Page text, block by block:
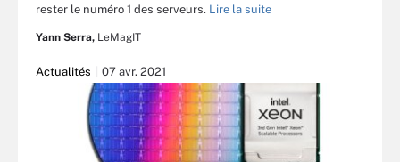
rester le numéro 1 des serveurs. Lire la suite
Yann Serra, LeMagIT
Actualités 07 avr. 2021